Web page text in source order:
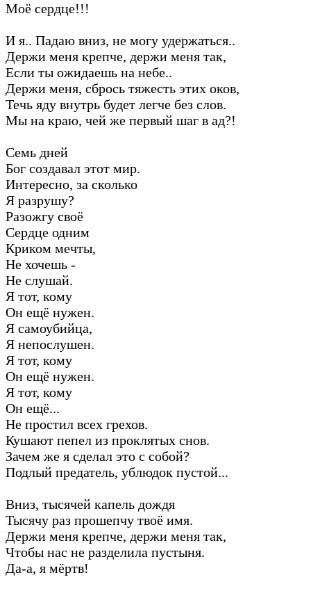
Моё сердце!!!
И я.. Падаю вниз, не могу удержаться..
Держи меня крепче, держи меня так,
Если ты ожидаешь на небе..
Держи меня, сбрось тяжесть этих оков,
Течь яду внутрь будет легче без слов.
Мы на краю, чей же первый шаг в ад?!
Семь дней
Бог создавал этот мир.
Интересно, за сколько
Я разрушу?
Разожгу своё
Сердце одним
Криком мечты,
Не хочешь -
Не слушай.
Я тот, кому
Он ещё нужен.
Я самоубийца,
Я непослушен.
Я тот, кому
Он ещё нужен.
Я тот, кому
Он ещё...
Не простил всех грехов.
Кушают пепел из проклятых снов.
Зачем же я сделал это с собой?
Подлый предатель, ублюдок пустой...
Вниз, тысячей капель дождя
Тысячу раз прошепчу твоё имя.
Держи меня крепче, держи меня так,
Чтобы нас не разделила пустыня.
Да-а, я мёртв!